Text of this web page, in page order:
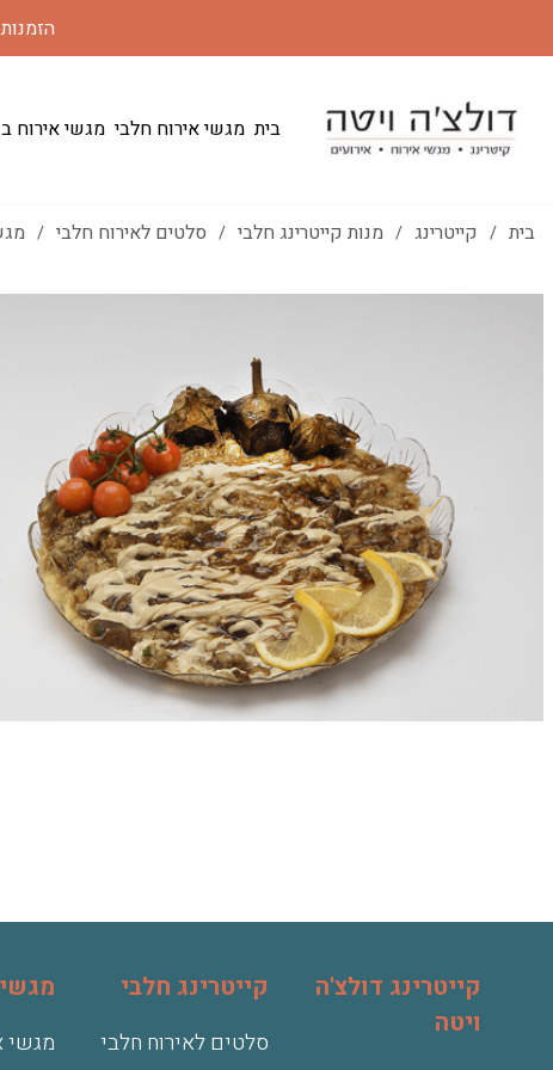
הזמנות 24 שעות מראש | משלוחים לכל הארץ במחירים משתנים בתיאום טלפוני
בית מגשי אירוח חלבי מגשי אירוח
בית / קייטרינג / מנות קייטרינג חלבי / סלטים לאירוח חלבי /
קייטרינג דולצ'ה
ויטה
קייטרינג חלבי
סלטים לאירוח חלבי
מגשי